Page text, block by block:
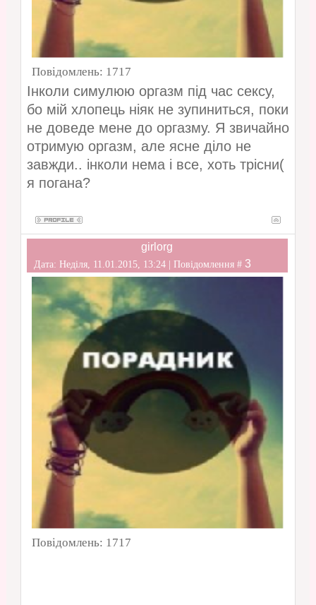
Повідомлень: 1717
Інколи симулюю оргазм під час сексу,
бо мій хлопець ніяк не зупиниться, поки
не доведе мене до оргазму. Я звичайно
отримую оргазм, але ясне діло не
завжди.. інколи нема і все, хоть трісни(
я погана?
girlorg
Дата: Неділя, 11.01.2015, 13:24 | Повідомлення # 3
Повідомлень: 1717